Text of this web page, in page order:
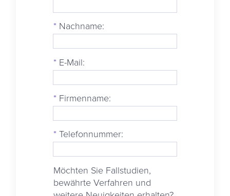
* Nachname:
* E-Mail:
* Firmenname:
*Telefonnummer:
Möchten Sie Fallstudien,
bewährte Verfahren und